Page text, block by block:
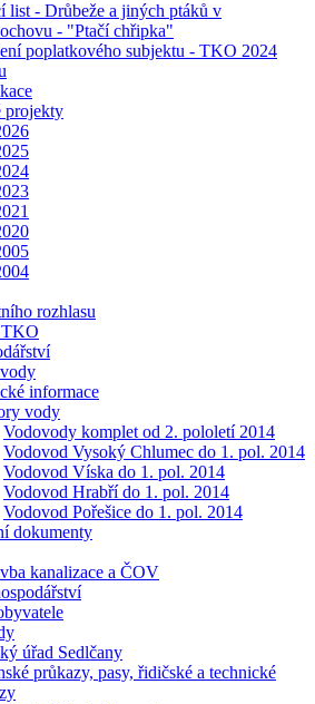
list - Drůbeže a jiných ptáků v
- "Ptačí chřipka"
poplatkového subjektu - TKO 2024
projekty
rozhlasu
TKO
informace
vody
Vodovody komplet od 2. pololetí 2014
Vodovod Vysoký Chlumec do 1. pol. 2014
Vodovod Víska do 1. pol. 2014
Vodovod Hrabří do 1. pol. 2014
Vodovod Pořešice do 1. pol. 2014
dokumenty
kanalizace a ČOV
úřad Sedlčany
průkazy, pasy, řidičské a technické